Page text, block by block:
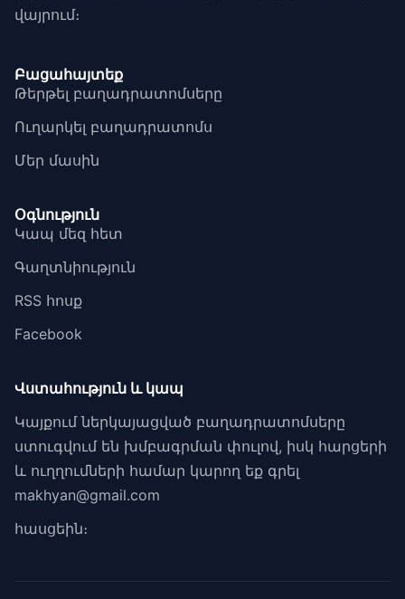
վայրում։
Բացահայտեք
Թերթել բաղադրատոմսերը
Ուղարկել բաղադրատոմս
Մեր մասին
Օգնություն
Կապ մեզ հետ
Գաղտնիություն
RSS հոսք
Facebook
Վստահություն և կապ
Կայքում ներկայացված բաղադրատոմսերը
ստուգվում են խմբագրման փուլով, իսկ հարցերի
և ուղղումների համար կարող եք գրել
makhyan@gmail.com
հասցեին։